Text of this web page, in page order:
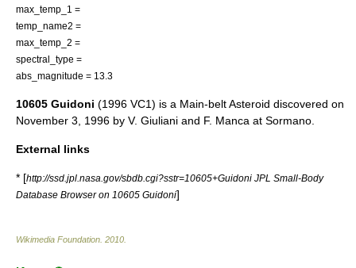
max_temp_1 =
temp_name2 =
max_temp_2 =
spectral_type =
abs_magnitude = 13.3
10605 Guidoni (1996 VC1) is a Main-belt Asteroid discovered on
November 3
1996 by V. Giuliani and F. Manca at Sormano
External links
* [http://ssd.jpl.nasa.gov/sbdb.cgi?sstr=10605+Guidoni JPL Small-Body
Database Browser on 10605 Guidoni]
Wikimedia Foundation 2010